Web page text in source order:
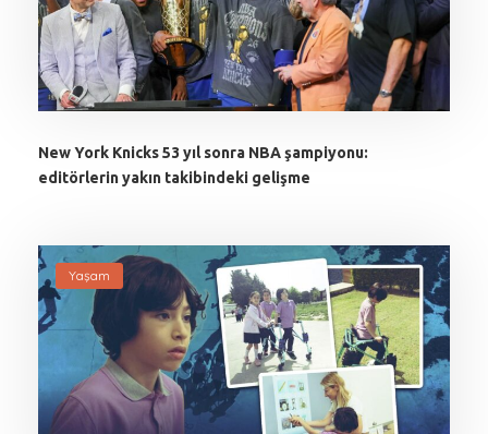
New York Knicks 53 yıl sonra NBA şampiyonu:
editörlerin yakın takibindeki gelişme
Yaşam